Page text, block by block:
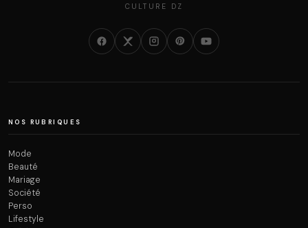
CULTURE DZ
NOS RUBRIQUES
Mode
Beauté
Mariage
Société
Perso
Lifestyle